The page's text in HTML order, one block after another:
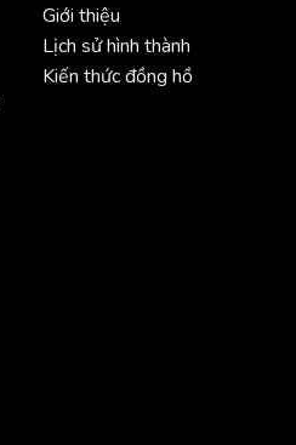
Giới thiệu
Lịch sử hình thành
Kiến thức đồng hồ